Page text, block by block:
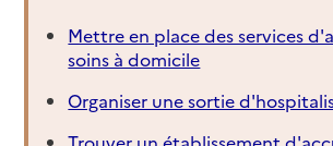
Mettre en place des services
soins à domicile
Organiser une sortie